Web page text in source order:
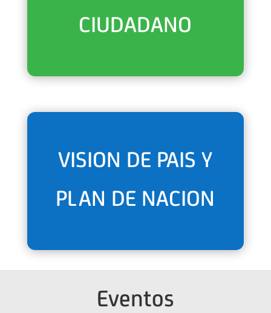
CIUDADANO
VISION DE PAIS Y
PLAN DE NACION
Eventos